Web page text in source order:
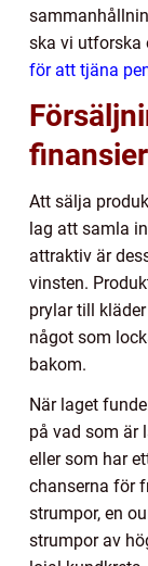
ska vi utforska
för att tjäna
Att sälja
lag att samla
attraktiv är
vinsten.
prylar till
något som
bakom.
När laget
på vad som är
eller som har
chanserna för
strumpor, en
strumpor av